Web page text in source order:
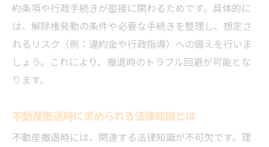
約条項や行政手続きが密接に関わるためです。具体的に
は、解除権発動の条件や必要な手続きを整理し、想定さ
れるリスク（例：違約金や行政指導）への備えを行いま
しょう。これにより、撤退時のトラブル回避が可能とな
ります。
不動産撤退時に求められる法律知識とは
不動産撤退時には、関連する法律知識が不可欠です。理